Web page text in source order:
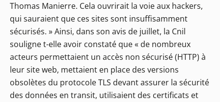
Thomas Manierre. Cela ouvrirait la voie aux hackers,
qui sauraient que ces sites sont insuffisamment
sécurisés. » Ainsi, dans son avis de juillet, la Cnil
souligne t-elle avoir constaté que « de nombreux
acteurs permettaient un accès non sécurisé (HTTP) à
leur site web, mettaient en place des versions
obsolètes du protocole TLS devant assurer la sécurité
des données en transit, utilisaient des certificats et